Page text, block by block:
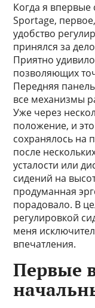
Когда я впервые
Sportage,
удобство
принялся за
Приятно
позволяющих
Передняя
все механизмы
Уже через
положение, и
сохранялось на
после
усталости или
сидений на
продуманная
порадовало. В
регулировкой
меня
впечатления.
Первые